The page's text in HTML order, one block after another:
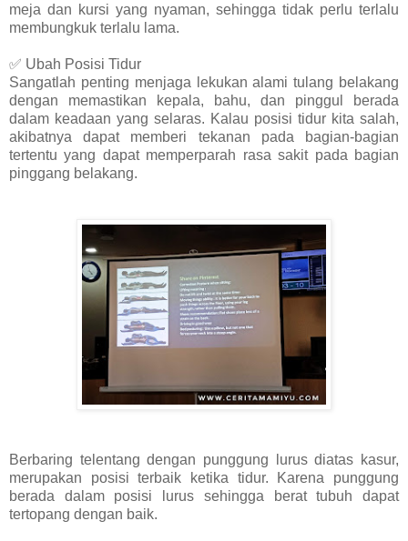
meja dan kursi yang nyaman, sehingga tidak perlu terlalu
membungkuk terlalu lama.
✅ Ubah Posisi Tidur
Sangatlah penting menjaga lekukan alami tulang belakang
dengan memastikan kepala, bahu, dan pinggul berada
dalam keadaan yang selaras. Kalau posisi tidur kita salah,
akibatnya dapat memberi tekanan pada bagian-bagian
tertentu yang dapat memperparah rasa sakit pada bagian
pinggang belakang.
Berbaring telentang dengan punggung lurus diatas kasur,
merupakan posisi terbaik ketika tidur. Karena punggung
berada dalam posisi lurus sehingga berat tubuh dapat
tertopang dengan baik.